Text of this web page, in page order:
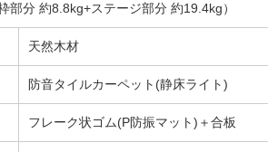
部分 約8.8kg+ステージ部分 約19.4kg）
天然木材
防音タイルカーペット(静床ライト)
フレーク状ゴム(P防振マット)＋合板